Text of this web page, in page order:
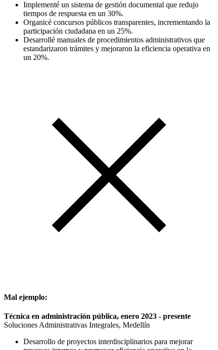
Implementé un sistema de gestión documental que redujo
tiempos de respuesta en un 30%.
Organicé concursos públicos transparentes, incrementando la
participación ciudadana en un 25%.
Desarrollé manuales de procedimientos administrativos que
estandarizaron trámites y mejoraron la eficiencia operativa en
un 20%.
Mal ejemplo:
Técnica en administración pública, enero 2023 - presente
Soluciones Administrativas Integrales, Medellín
Desarrollo de proyectos interdisciplinarios para mejorar